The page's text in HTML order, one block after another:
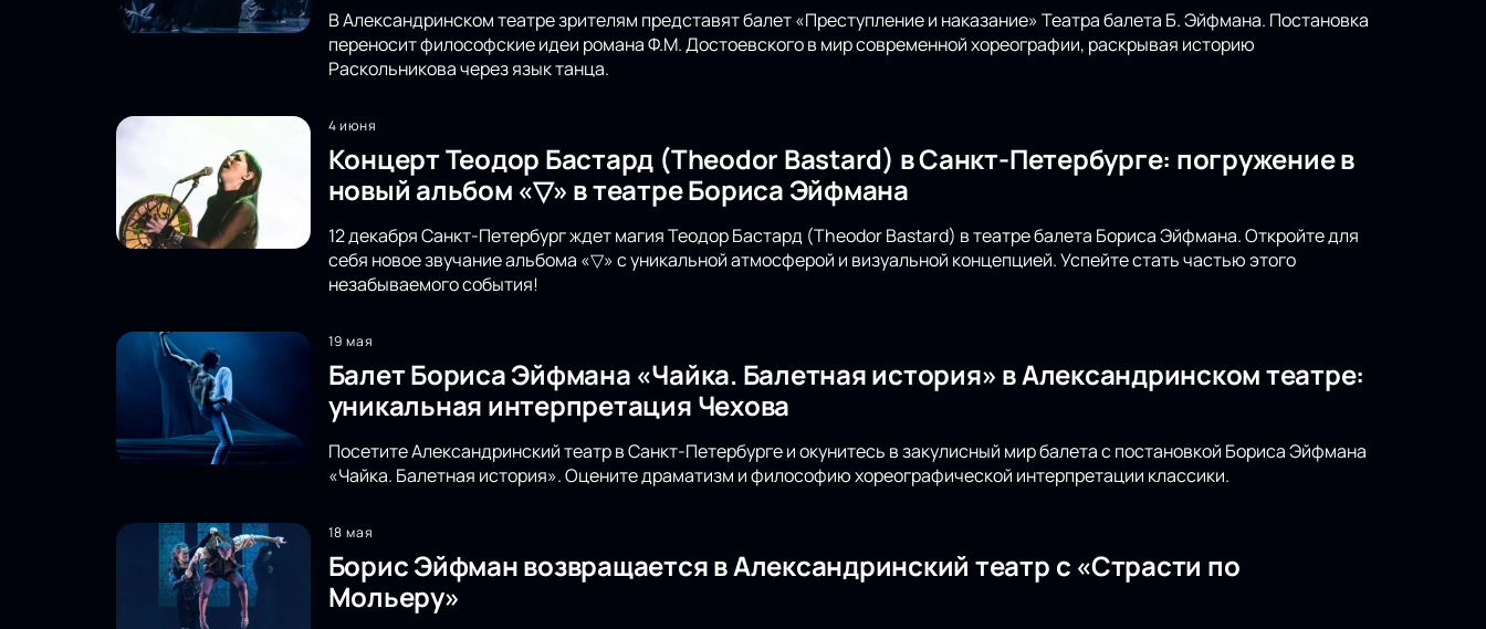
В Александринском театре зрителям представят балет «Преступление и наказание» Театра балета Б. Эйфмана. Постановка
переносит философские идеи романа Ф.М. Достоевского в мир современной хореографии, раскрывая историю
Раскольникова через язык танца.
4 июня
Концерт Теодор Бастард (Theodor Bastard) в Санкт-Петербурге: погружение в
новый альбом «▽» в театре Бориса Эйфмана
12 декабря Санкт-Петербург ждет магия Теодор Бастард (Theodor Bastard) в театре балета Бориса Эйфмана. Откройте для
себя новое звучание альбома «▽» с уникальной атмосферой и визуальной концепцией. Успейте стать частью этого
незабываемого события!
19 мая
Балет Бориса Эйфмана «Чайка. Балетная история» в Александринском театре:
уникальная интерпретация Чехова
Посетите Александринский театр в Санкт-Петербурге и окунитесь в закулисный мир балета с постановкой Бориса Эйфмана
«Чайка. Балетная история». Оцените драматизм и философию хореографической интерпретации классики.
18 мая
Борис Эйфман возвращается в Александринский театр с «Страсти по
Мольеру»